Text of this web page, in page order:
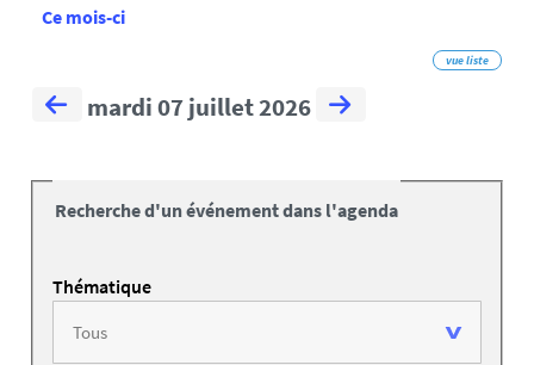
Ce mois-ci
vue liste
mardi 07 juillet 2026
Recherche d'un événement dans l'agenda
Thématique